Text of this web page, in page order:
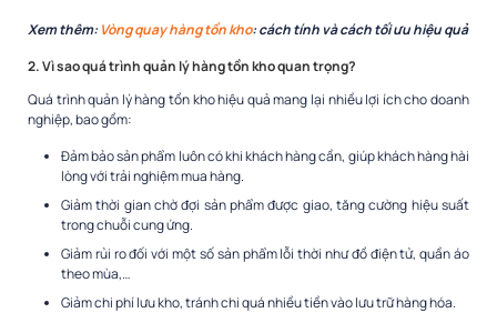
Xem thêm: Vòng quay hàng tồn kho: cách tính và cách tối ưu hiệu quả
2. Vì sao quá trình quản lý hàng tồn kho quan trọng?
Quá trình quản lý hàng tồn kho hiệu quả mang lại nhiều lợi ích cho doanh
nghiệp, bao gồm:
Đảm bảo sản phẩm luôn có khi khách hàng cần, giúp khách hàng hài
lòng với trải nghiệm mua hàng.
Giảm thời gian chờ đợi sản phẩm được giao, tăng cường hiệu suất
trong chuỗi cung ứng.
Giảm rủi ro đối với một số sản phẩm lỗi thời như đồ điện tử, quần áo
theo mùa,…
Giảm chi phí lưu kho, tránh chi quá nhiều tiền vào lưu trữ hàng hóa.